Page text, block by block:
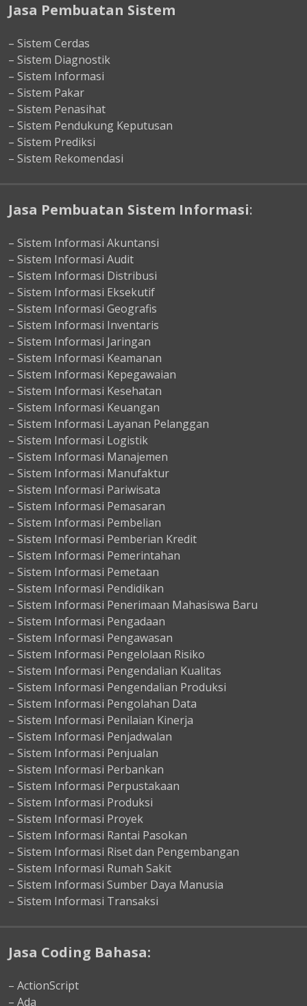
Jasa Pembuatan Sistem
– Sistem Cerdas
– Sistem Diagnostik
– Sistem Informasi
– Sistem Pakar
– Sistem Penasihat
– Sistem Pendukung Keputusan
– Sistem Prediksi
– Sistem Rekomendasi
Jasa Pembuatan Sistem Informasi:
– Sistem Informasi Akuntansi
– Sistem Informasi Audit
– Sistem Informasi Distribusi
– Sistem Informasi Eksekutif
– Sistem Informasi Geografis
– Sistem Informasi Inventaris
– Sistem Informasi Jaringan
– Sistem Informasi Keamanan
– Sistem Informasi Kepegawaian
– Sistem Informasi Kesehatan
– Sistem Informasi Keuangan
– Sistem Informasi Layanan Pelanggan
– Sistem Informasi Logistik
– Sistem Informasi Manajemen
– Sistem Informasi Manufaktur
– Sistem Informasi Pariwisata
– Sistem Informasi Pemasaran
– Sistem Informasi Pembelian
– Sistem Informasi Pemberian Kredit
– Sistem Informasi Pemerintahan
– Sistem Informasi Pemetaan
– Sistem Informasi Pendidikan
– Sistem Informasi Penerimaan Mahasiswa Baru
– Sistem Informasi Pengadaan
– Sistem Informasi Pengawasan
– Sistem Informasi Pengelolaan Risiko
– Sistem Informasi Pengendalian Kualitas
– Sistem Informasi Pengendalian Produksi
– Sistem Informasi Pengolahan Data
– Sistem Informasi Penilaian Kinerja
– Sistem Informasi Penjadwalan
– Sistem Informasi Penjualan
– Sistem Informasi Perbankan
– Sistem Informasi Perpustakaan
– Sistem Informasi Produksi
– Sistem Informasi Proyek
– Sistem Informasi Rantai Pasokan
– Sistem Informasi Riset dan Pengembangan
– Sistem Informasi Rumah Sakit
– Sistem Informasi Sumber Daya Manusia
– Sistem Informasi Transaksi
Jasa Coding Bahasa:
– ActionScript
– Ada